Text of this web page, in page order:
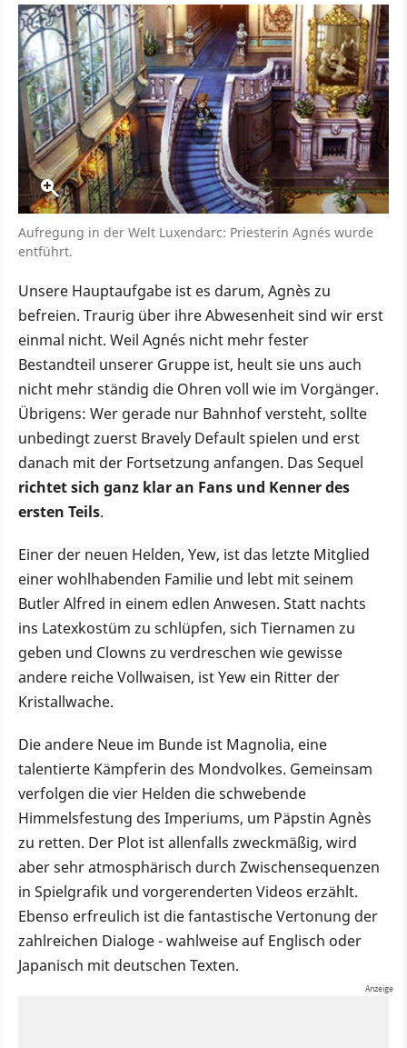
Aufregung in der Welt Luxendarc: Priesterin Agnés wurde
entführt.
Unsere Hauptaufgabe ist es darum, Agnès zu
befreien. Traurig über ihre Abwesenheit sind wir erst
einmal nicht. Weil Agnés nicht mehr fester
Bestandteil unserer Gruppe ist, heult sie uns auch
nicht mehr ständig die Ohren voll wie im Vorgänger.
Übrigens: Wer gerade nur Bahnhof versteht, sollte
unbedingt zuerst Bravely Default spielen und erst
danach mit der Fortsetzung anfangen. Das Sequel
richtet sich ganz klar an Fans und Kenner des
ersten Teils.
Einer der neuen Helden, Yew, ist das letzte Mitglied
einer wohlhabenden Familie und lebt mit seinem
Butler Alfred in einem edlen Anwesen. Statt nachts
ins Latexkostüm zu schlüpfen, sich Tiernamen zu
geben und Clowns zu verdreschen wie gewisse
andere reiche Vollwaisen, ist Yew ein Ritter der
Kristallwache.
Die andere Neue im Bunde ist Magnolia, eine
talentierte Kämpferin des Mondvolkes. Gemeinsam
verfolgen die vier Helden die schwebende
Himmelsfestung des Imperiums, um Päpstin Agnès
zu retten. Der Plot ist allenfalls zweckmäßig, wird
aber sehr atmosphärisch durch Zwischensequenzen
in Spielgrafik und vorgerenderten Videos erzählt.
Ebenso erfreulich ist die fantastische Vertonung der
zahlreichen Dialoge - wahlweise auf Englisch oder
Japanisch mit deutschen Texten.